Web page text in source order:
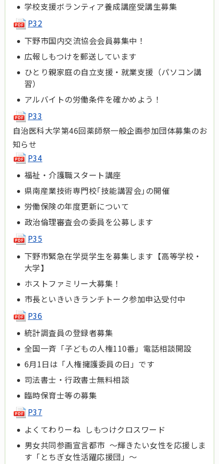
学校支援ボランティア養成講座受講生募集
P32
下野市国内交流協会会員募集中！
広報しもつけを郵送しています
ひとり親家庭の自立支援・就業支援（パソコン講
習）
アルバイトの労働条件を確かめよう！
P33
自治医科大学第46回薬師祭一般企画参加団体募集のお
知らせ
P34
福祉・介護職スタート講座
県南産業技術専門校｢技能講習会｣の開催
労働保険の年度更新について
政治倫理審査会の委員を公募します
P35
下野市緊急在学奨学生を募集します【高等学校・
大学】
ホストファミリー大募集！
市長といきいきランチトーク参加申込受付中
P36
統計調査員の登録者募集
全国一斉「子どもの人権110番」電話相談開設
6月1日は「人権擁護委員の日」です
司法書士・行政書士無料相談
臨時保育士等の募集
P37
よくてわりーね しもつけクロスワード
男女共同参画宣言都市 ～輝きたい女性を応援しま
す「とちぎ女性活躍応援団」～